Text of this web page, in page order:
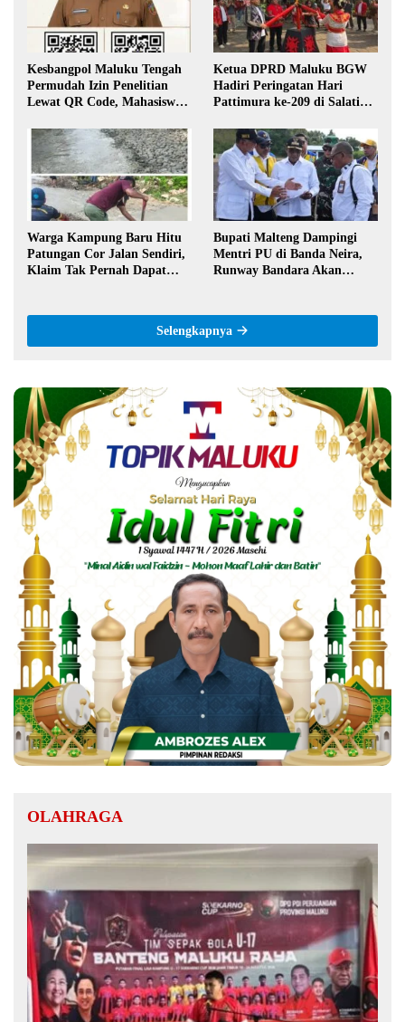
Kesbangpol Maluku Tengah
Permudah Izin Penelitian
Lewat QR Code, Mahasiswa
Ketua DPRD Maluku BGW
Hadiri Peringatan Hari
Pattimura ke-209 di Salatiga,
Orang Basudara
Warga Kampung Baru Hitu
Patungan Cor Jalan Sendiri,
Klaim Tak Pernah Dapat
Bupati Malteng Dampingi
Mentri PU di Banda Neira,
Runway Bandara Akan
Selengkapnya
OLAHRAGA